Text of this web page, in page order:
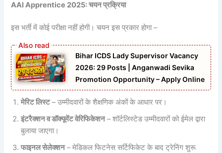
AAI Apprentice 2025: चयन प्रक्रिया
इस भर्ती में कोई परीक्षा नहीं होगी। चयन इस प्रकार होगा –
Bihar ICDS Lady Supervisor Vacancy
2026: 29 Posts | Anganwadi Sevika
Promotion Opportunity – Apply Online
मेरिट लिस्ट– उम्मीदवारों के शैक्षणिक अंकों के आधार पर।
इंटरैक्शन व डॉक्यूमेंट वेरिफिकेशन– शॉर्टलिस्टेड उम्मीदवारों को ईमेल द्वारा
बुलाया जाएगा।
फाइनल सेलेक्शन– मेडिकल फिटनेस सर्टिफिकेट के बाद ट्रेनिंग शुरू